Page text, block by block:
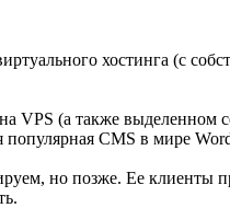
хостинга (с
VPS (а также выделенном
популярная CMS в мире
но позже. Ее клиенты